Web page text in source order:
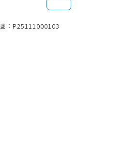
水、飲料、沖泡
民生食材、烹飪調味
：P25111000103